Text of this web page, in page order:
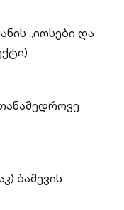
„იოსები და
ბაშევის